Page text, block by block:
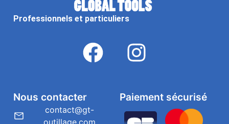
Professionnels et particuliers
Paiement sécurisé
Nous contacter
contact@gt-